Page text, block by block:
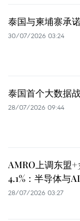
泰国与柬埔寨承
30/07/2026 03:24
泰国首个大数据
28/07/2026 09:44
AMRO上调东盟
4.1%：半导体与
28/07/2026 03:27